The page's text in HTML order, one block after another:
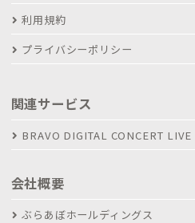
利用規約
プライバシーポリシー
関連サービス
BRAVO DIGITAL CONCERT LIVE
会社概要
ぶらあぼホールディングス